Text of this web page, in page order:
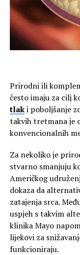
Prirodni ili
često imaju za cilj
tlaki poboljšanje
takvih tretmana je
konvencionalnih
Za nekoliko je
stvarno smanjuju
Američkog
dokaza da
zatajenja srca.
uspjeh s takvim
klinika Mayo
lijekovi za
funkcioniraju.